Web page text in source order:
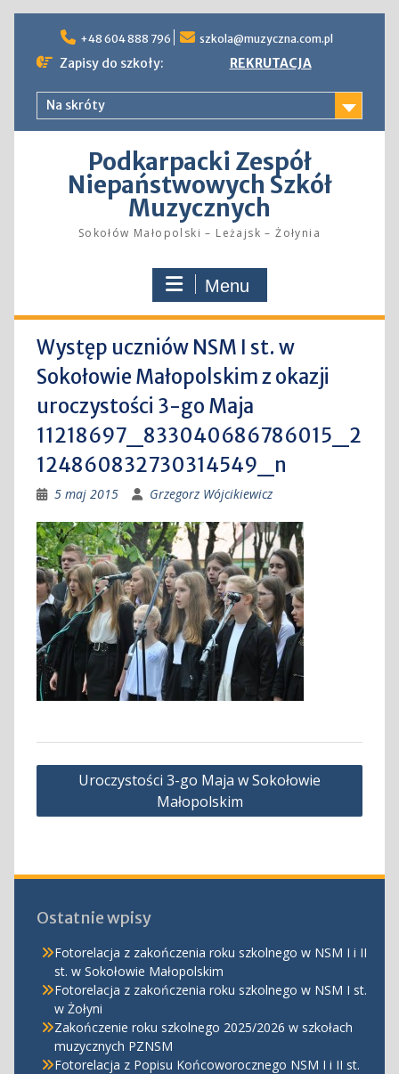
content
+48 604 888 796 szkola@muzyczna.com.pl
Zapisy do szkoły: REKRUTACJA
Na skróty
Podkarpacki Zespół
Niepaństwowych Szkół
Muzycznych
Sokołów Małopolski – Leżajsk – Żołynia
Menu
Występ uczniów NSM I st. w
Sokołowie Małopolskim z okazji
uroczystości 3-go Maja
11218697_833040686786015_2
124860832730314549_n
5 maj 2015 Grzegorz Wójcikiewicz
Nawigacja
Uroczystości 3-go Maja w Sokołowie
Małopolskim
Ostatnie wpisy
Fotorelacja z zakończenia roku szkolnego w NSM I i II
st. w Sokołowie Małopolskim
Fotorelacja z zakończenia roku szkolnego w NSM I st.
w Żołyni
Zakończenie roku szkolnego 2025/2026 w szkołach
muzycznych PZNSM
Fotorelacja z Popisu Końcoworocznego NSM I i II st.